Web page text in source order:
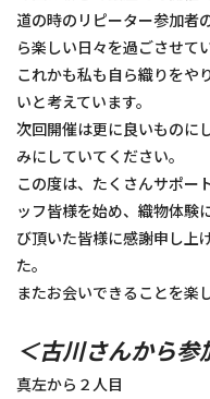
道の時のリピーター参加者
ら楽しい日々を過ごさせて
これかも私も自ら織りをや
いと考えています。
次回開催は更に良いものに
みにしていてください。
この度は、たくさんサポー
ッフ皆様を始め、織物体験
び頂いた皆様に感謝申し上
た。
またお会いできることを楽
＜古川さんから
真左から２人目